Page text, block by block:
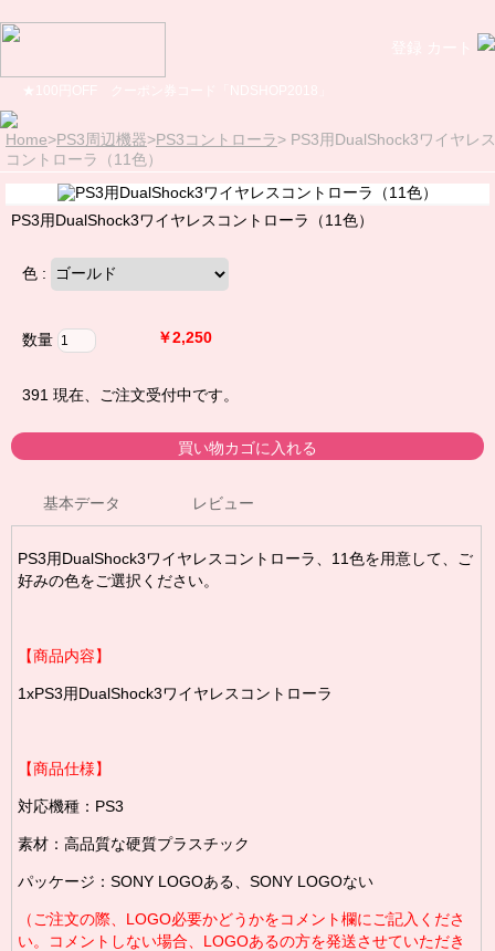
Home>PS3周辺機器>PS3コントローラ> PS3用DualShock3ワイヤレス
コントローラ（11色）
PS3用DualShock3ワイヤレスコントローラ（11色）
色 :
数量 ￥2,250
391 現在、ご注文受付中です。
基本データ レビュー
PS3用DualShock3ワイヤレスコントローラ、11色を用意して、ご
好みの色をご選択ください。
【商品内容】
1xPS3用DualShock3ワイヤレスコントローラ
【商品仕様】
対応機種：PS3
素材：高品質な硬質プラスチック
パッケージ：SONY LOGOある、SONY LOGOない
（ご注文の際、LOGO必要かどうかをコメント欄にご記入くださ
い。コメントしない場合、LOGOあるの方を発送させていただき